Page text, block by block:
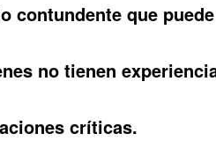
contundente que
no tienen
críticas.